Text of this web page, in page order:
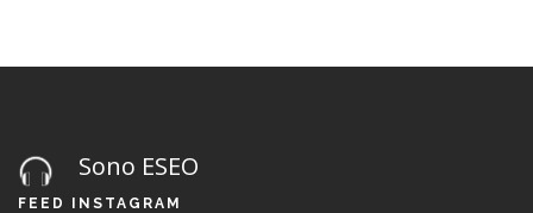
Sono ESEO
FEED INSTAGRAM